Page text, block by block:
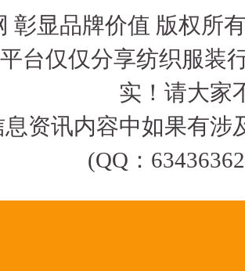
彰显品牌价值 版权所
台仅仅分享纺织服装
实！请大家
息资讯内容中如果有涉
(QQ：